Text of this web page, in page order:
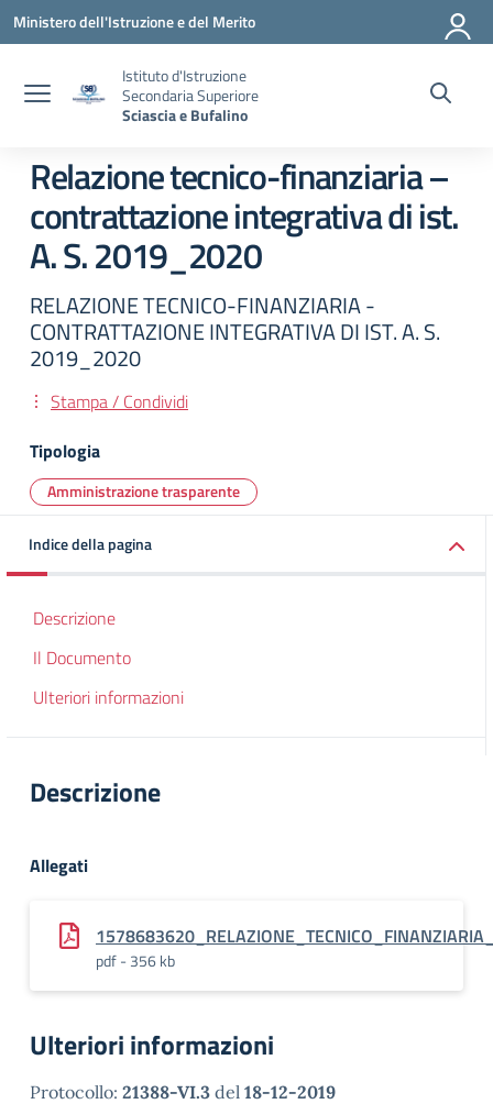
Vai ai contenuti
Vai al menu di navigazione
Vai al footer
Ministero dell'Istruzione e del Merito
Istituto d'Istruzione
Secondaria Superiore
Sciascia e Bufalino
Relazione tecnico-finanziaria –
contrattazione integrativa di ist.
A. S. 2019_2020
RELAZIONE TECNICO-FINANZIARIA -
CONTRATTAZIONE INTEGRATIVA DI IST. A. S.
2019_2020
Stampa / Condividi
Tipologia
Amministrazione trasparente
Indice della pagina
Descrizione
Il Documento
Ulteriori informazioni
Descrizione
Allegati
pdf - 356 kb
Ulteriori informazioni
Protocollo: 21388-VI.3 del 18-12-2019